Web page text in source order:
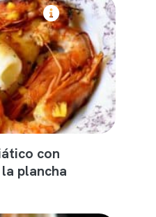
con
plancha